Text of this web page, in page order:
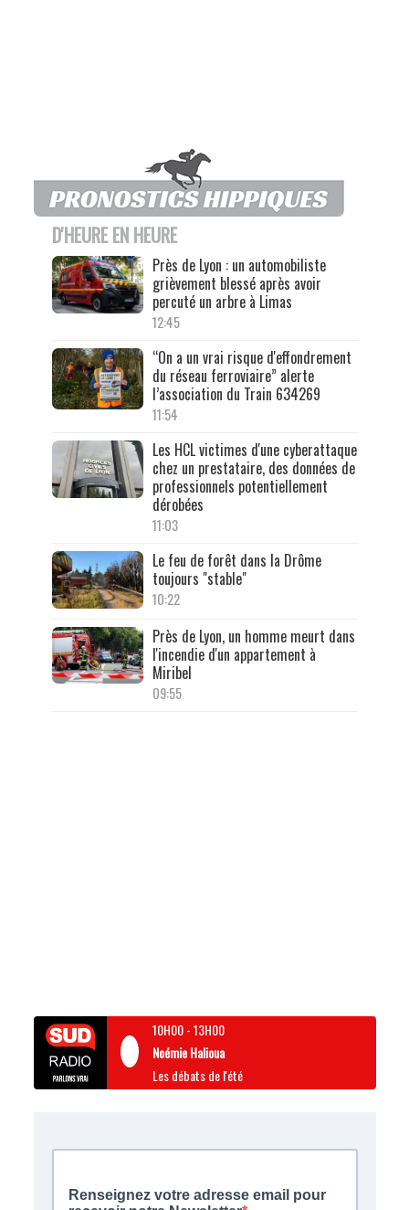
D'HEURE EN HEURE
Près de Lyon : un automobiliste
grièvement blessé après avoir
percuté un arbre à Limas
12:45
“On a un vrai risque d'effondrement
du réseau ferroviaire” alerte
l’association du Train 634269
11:54
Les HCL victimes d'une cyberattaque
chez un prestataire, des données de
professionnels potentiellement
dérobées
11:03
Le feu de forêt dans la Drôme
toujours "stable"
10:22
Près de Lyon, un homme meurt dans
l'incendie d'un appartement à
Miribel
09:55
10H00-13H00
Noémie Halioua
Les débats de l'été